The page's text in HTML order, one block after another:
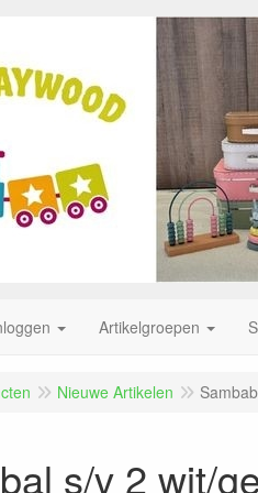
Artikelgroepen
Nieuwe Artikelen
s/v 2 wit/